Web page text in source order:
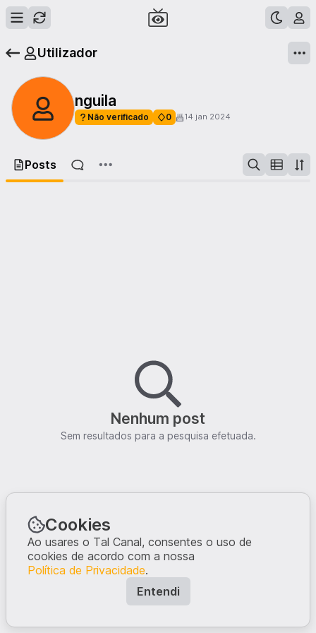
Utilizador
nguila
Não verificado 0 14 jan 2024
Posts
Nenhum post
Sem resultados para a pesquisa efetuada.
Cookies
Ao usares o Tal Canal, consentes o uso de
cookies de acordo com a nossa
Política de Privacidade.
Entendi